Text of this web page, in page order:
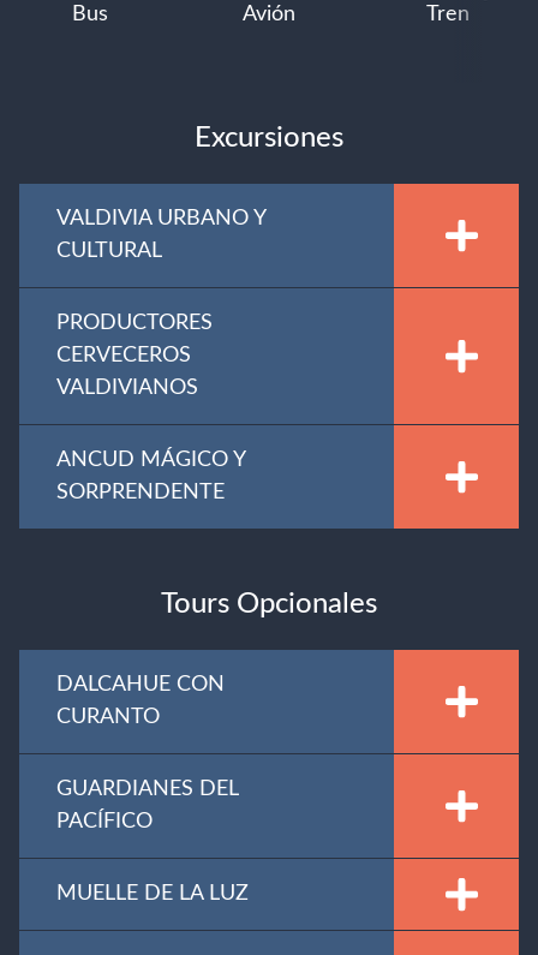
Bus Avión Tren
Excursiones
VALDIVIA URBANO Y
CULTURAL
PRODUCTORES
CERVECEROS
VALDIVIANOS
ANCUD MÁGICO Y
SORPRENDENTE
Tours Opcionales
DALCAHUE CON
CURANTO
GUARDIANES DEL
PACÍFICO
MUELLE DE LA LUZ